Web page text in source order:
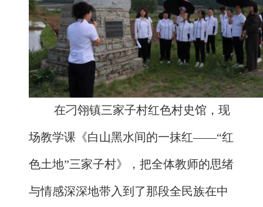
在刁翎镇三家子村红色村史馆，现
场教学课《白山黑水间的一抹红——“红
色土地”三家子村》，把全体教师的思绪
与情感深深地带入到了那段全民族在中